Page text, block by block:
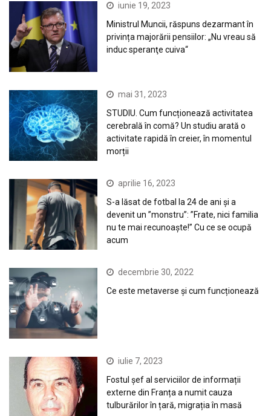
iunie 19, 2023
Ministrul Muncii, răspuns dezarmant în
privința majorării pensiilor: „Nu vreau să
induc speranţe cuiva“
mai 31, 2023
STUDIU. Cum funcționează activitatea
cerebrală în comă? Un studiu arată o
activitate rapidă în creier, în momentul
morții
aprilie 16, 2023
S-a lăsat de fotbal la 24 de ani și a
devenit un ”monstru”: ”Frate, nici familia
nu te mai recunoaște!” Cu ce se ocupă
acum
decembrie 30, 2022
Ce este metaverse și cum funcționează
iulie 7, 2023
Fostul șef al serviciilor de informații
externe din Franța a numit cauza
tulburărilor în țară, migrația în masă